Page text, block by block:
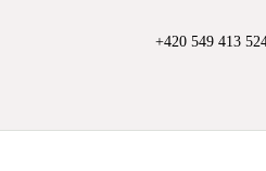
+420 549 413